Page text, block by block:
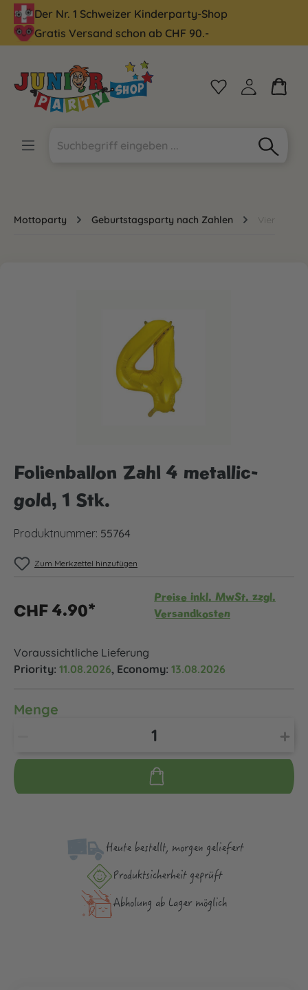
springen
Der Nr. 1 Schweizer Kinderparty-Shop
Gratis Versand schon ab CHF 90.-
Mottoparty Geburtstagsparty nach Zahlen Vier
Folienballon Zahl 4 metallic-
gold, 1 Stk.
Produktnummer: 55764
Zum Merkzettel hinzufügen
CHF 4.90*
Preise inkl. MwSt. zzgl.
Versandkosten
Voraussichtliche Lieferung
Priority: 11.08.2026, Economy: 13.08.2026
Menge
Heute bestellt, morgen geliefert
Produktsicher­heit geprüft
Abholung ab Lager möglich